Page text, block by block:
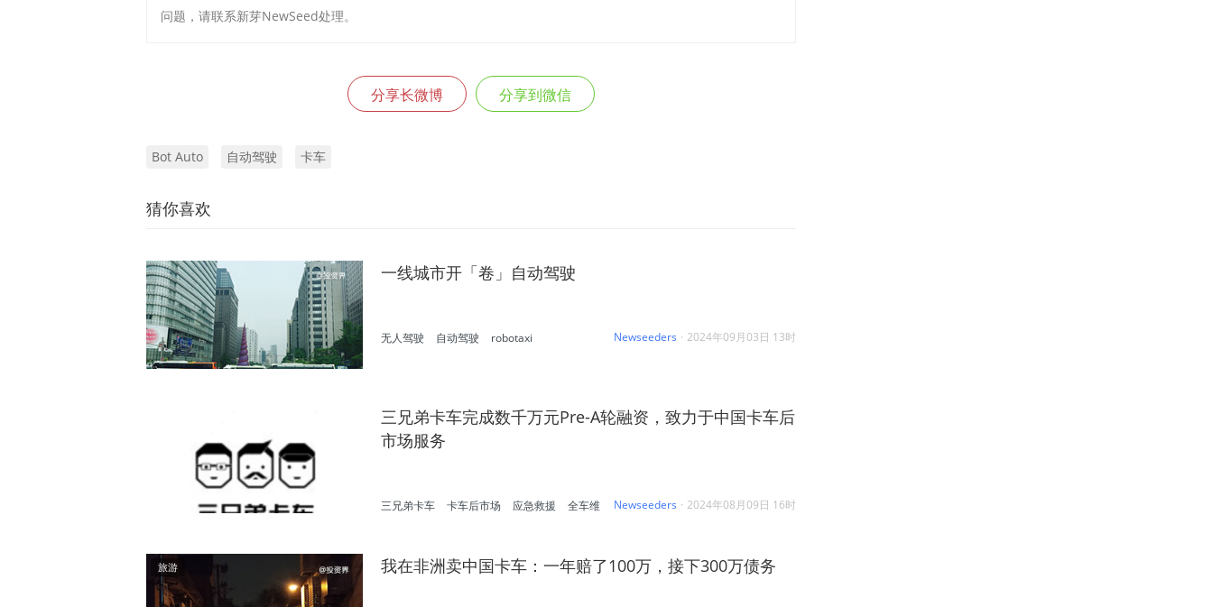
问题，请联系新芽NewSeed处理。
分享长微博 分享到微信
Bot Auto 自动驾驶 卡车
猜你喜欢
一线城市开「卷」自动驾驶
Newseeders · 2024年09月03日 13时
无人驾驶 自动驾驶 robotaxi
三兄弟卡车完成数千万元Pre-A轮融资，致力于中国卡车后
市场服务
Newseeders · 2024年08月09日 16时
三兄弟卡车 卡车后市场 应急救援
全车维
旅游 我在非洲卖中国卡车：一年赔了100万，接下300万债务